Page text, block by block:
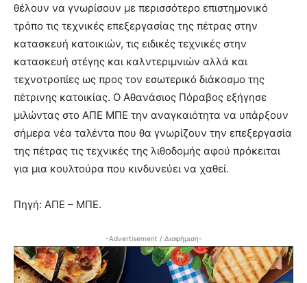
θέλουν να γνωρίσουν με περισσότερο επιστημονικό
τρόπο τις τεχνικές επεξεργασίας της πέτρας στην
κατασκευή κατοικιών, τις ειδικές τεχνικές στην
κατασκευή στέγης και καλντεριμνιών αλλά και
τεχνοτροπίες ως προς τον εσωτερικό διάκοσμο της
πέτρινης κατοικίας. Ο Αθανάσιος Πόραβος εξήγησε
μιλώντας στο ΑΠΕ ΜΠΕ την αναγκαιότητα να υπάρξουν
σήμερα νέα ταλέντα που θα γνωρίζουν την επεξεργασία
της πέτρας τις τεχνικές της λιθοδομής αφού πρόκειται
για μια κουλτούρα που κινδυνεύει να χαθεί.
Πηγή: ΑΠΕ – ΜΠΕ.
-Advertisement / Διαφήμιση-